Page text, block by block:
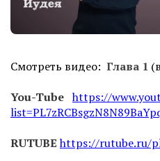
Смотреть видео: Глава 1
You-Tube https://
RUTUBE https://rutube.ru/